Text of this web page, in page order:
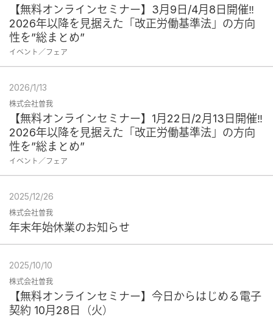
【無料オンラインセミナー】3月9日/4月8日開催‼
2026年以降を見据えた「改正労働基準法」の方向
性を”総まとめ”
イベント／フェア
2026/1/13
株式会社曽我
【無料オンラインセミナー】1月22日/2月13日開催‼
2026年以降を見据えた「改正労働基準法」の方向
性を”総まとめ”
イベント／フェア
2025/12/26
株式会社曽我
年末年始休業のお知らせ
2025/10/10
株式会社曽我
【無料オンラインセミナー】今日からはじめる電子
契約 10月28日（火）